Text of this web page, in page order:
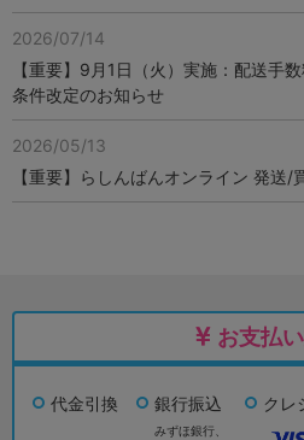
2026/07/14
【重要】9月1日（火）実施：配送手
条件改定のお知らせ
2026/05/13
【重要】らしんばんオンライン 発送/
お支払
代金引換 銀行振込
みずほ銀行、
クレ